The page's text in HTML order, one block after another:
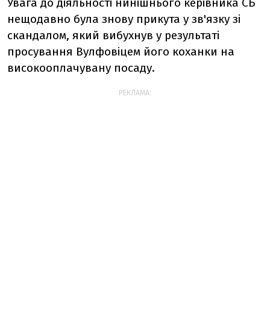
нещодавно була знову прикута у зв'язку зі
скандалом, який вибухнув у результаті
просування Вулфовіцем його коханки на
високооплачувану посаду.
РЕКЛАМА: